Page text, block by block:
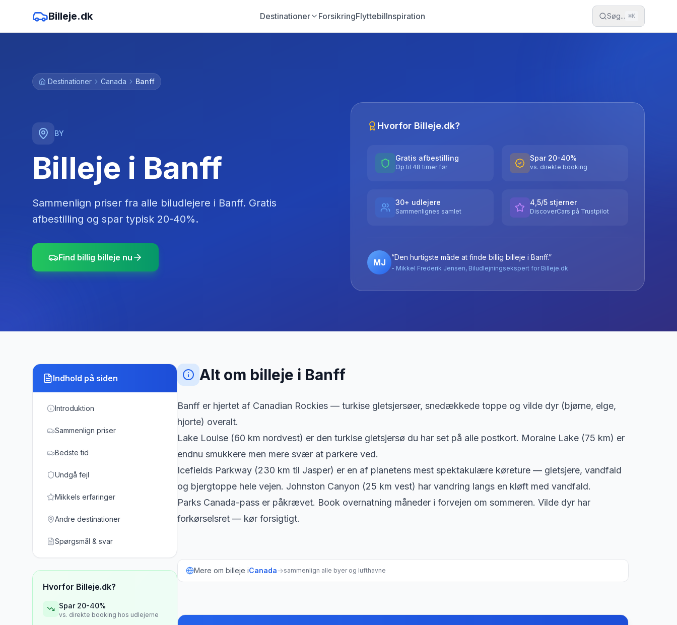
Billeje.dk Destinationer ForsikringFlyttebilInspiration Søg... ⌘K
Destinationer Canada Banff
BY
Billeje i Banff
Sammenlign priser fra alle biludlejere i Banff. Gratis
afbestilling og spar typisk 20-40%.
Find billig billeje nu
Hvorfor Billeje.dk?
Gratis afbestilling
Op til 48 timer før
Spar 20-40%
vs. direkte booking
30+ udlejere
Sammenlignes samlet
4,5/5 stjerner
DiscoverCars på Trustpilot
MJ
“Den hurtigste måde at finde billig billeje i Banff.”
- Mikkel Frederik Jensen, Biludlejningsekspert for Billeje.dk
Indhold på siden
Introduktion
Sammenlign priser
Bedste tid
Undgå fejl
Mikkels erfaringer
Andre destinationer
Spørgsmål & svar
Hvorfor Billeje.dk?
Spar 20-40%
vs. direkte booking hos udlejerne
Alt om billeje i Banff
Banff er hjertet af Canadian Rockies — turkise gletsjersøer, snedækkede toppe og vilde dyr (bjørne, elge,
hjorte) overalt.
Lake Louise (60 km nordvest) er den turkise gletsjersø du har set på alle postkort. Moraine Lake (75 km) er
endnu smukkere men mere svær at parkere ved.
Icefields Parkway (230 km til Jasper) er en af planetens mest spektakulære køreture — gletsjere, vandfald
og bjergtoppe hele vejen. Johnston Canyon (25 km vest) har vandring langs en kløft med vandfald.
Parks Canada-pass er påkrævet. Book overnatning måneder i forvejen om sommeren. Vilde dyr har
forkørselsret — kør forsigtigt.
Mere om billeje iCanada→sammenlign alle byer og lufthavne